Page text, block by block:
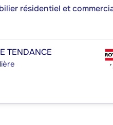
résidentiel et
TENDANCE